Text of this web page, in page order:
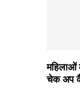
महिलाओं
चेक अप